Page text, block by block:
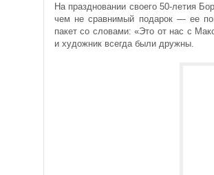
На праздновании своего 50-летия
чем не сравнимый подарок — ее
пакет со словами: «Это от нас с
и художник всегда были дружны.